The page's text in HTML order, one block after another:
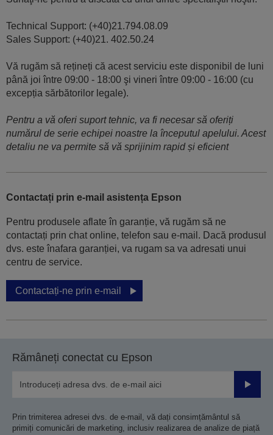
Technical Support: (+40)21.794.08.09
Sales Support: (+40)21. 402.50.24
Vă rugăm să rețineți că acest serviciu este disponibil de luni
până joi între 09:00 - 18:00 şi vineri între 09:00 - 16:00 (cu
excepția sărbătorilor legale).
Pentru a vă oferi suport tehnic, va fi necesar să oferiți
numărul de serie echipei noastre la începutul apelului. Acest
detaliu ne va permite să vă sprijinim rapid și eficient
Contactați prin e-mail asistența Epson
Pentru produsele aflate în garanție, vă rugăm să ne
contactați prin chat online, telefon sau e-mail. Dacă produsul
dvs. este înafara garanției, va rugam sa va adresati unui
centru de service.
Contactați-ne prin e-mail
Rămâneți conectat cu Epson
Prin trimiterea adresei dvs. de e-mail, vă dați consimțământul să
primiți comunicări de marketing, inclusiv realizarea de analize de piață